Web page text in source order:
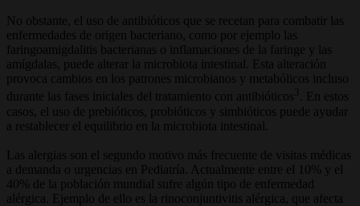
No obstante, el uso de antibióticos que se recetan para combatir las
enfermedades de origen bacteriano, como por ejemplo las
faringoamigdalitis bacterianas o inflamaciones de la faringe y las
amígdalas, puede alterar la microbiota intestinal. Esta alteración
provoca cambios en los patrones microbianos y metabólicos incluso
durante las fases iniciales del tratamiento con antibióticos 3
. En estos
casos, el uso de prebióticos, probióticos y simbióticos puede ayudar
a restablecer el equilibrio en la microbiota intestinal.
Las alergias son el segundo motivo más frecuente de visitas médicas
a demanda o urgencias en Pediatría. Actualmente entre el 10% y el
40% de la población mundial sufre algún tipo de enfermedad
alérgica. Ejemplo de ello es la rinoconjuntivitis alérgica, que afecta